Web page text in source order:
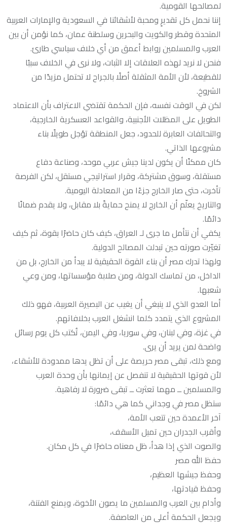
لمصالحها القومية.
إننا نحمل كل تقديرٍ ومحبة لأشقائنا في السعودية والإمارات العربية
المتحدة وقطر والكويت والبحرين وسلطنة عمان، كما نؤمن أن بين
العرب والمسلمين روابط أعمق من أي خلاف سياسي طارئ.
فنحن لا نريد لهذه العلاقات إلا الثبات، ولا نرى في الخلاف سببًا
للقطيعة، لأن الأمة المثقلة أصلًا بالجراح لا تحتمل مزيدًا من
الشروخ.
لكن في الوقت نفسه، فإن الحكمة تقتضي الاعتراف بأن الاعتماد
الطويل على المظلات الأجنبية، والقواعد العسكرية الخارجية،
والتحالفات العابرة للحدود، جعل المنطقة تؤجل طويلًا بناء
مشروعها الذاتي.
كان ممكنًا أن يكون لدينا جيش عربي موحد، وصناعة دفاع
مستقلة، وسوق مشتركة، وقرار استراتيجي مستقل، لكن الفرصة
تأخرت، حتى صار الخارج جزءًا من المعادلة اليومية.
والتاريخ يعلّم أن الخارج لا يمنح حمايةً بلا مقابل، ولا يقدم ضمانًا
دائمًا.
يكفي أن نتأمل ما جرى لـ العراق، كيف كان حاضرًا بقوة، ثم كيف
تغيّرت صورته حين تبدلت المصالح الدولية.
ولهذا تدرك مصر أن بناء القوة الحقيقية لا يبدأ من الخارج، بل من
الداخل، من تماسك الدولة، ومن صلابة مؤسساتها، ومن وعي
شعبها.
أما العدو الذي لا ينبغي أن يغيب عن البصيرة العربية، فهو ذلك
المشروع الذي يتمدد كلما انشغل العرب بخلافاتهم.
في غزة، وفي لبنان، وفي سوريا، وفي اليمن، تُكتب كل يوم رسائل
واضحة لمن يريد أن يرى.
ومع ذلك، تبقى مصر حريصة على أن تظل يدها ممدودة للأشقاء،
لأن قوتها الحقيقية لا تنفصل عن إيمانها بأن وحدة العرب
والمسلمين ــ مهما تعثرت ــ تبقى ضرورة لا رفاهية.
ستظل مصر في وجداني كما هي دائمًا:
آخر الأعمدة حين تتعب الأمة،
وأقرب الجدران حين تميل الأسقف،
والصوت الذي إذا هدأ، ظل معناه حاضرًا في كل مكان.
حفظ الله مصر
وحفظ جيشها العظيم،
وحفظ قيادتها،
وأدام بين العرب والمسلمين ما يصون الأخوة، ويمنع الفتنة،
ويجعل الحكمة أعلى من العاصفة.